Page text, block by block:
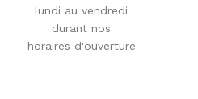
lundi au vendredi
durant nos
horaires d'ouverture